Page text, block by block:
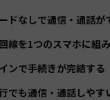
ドなしで通信・通話が
線を1つのスマホに組
ンで手続きが完結する
でも通信・通話しやす